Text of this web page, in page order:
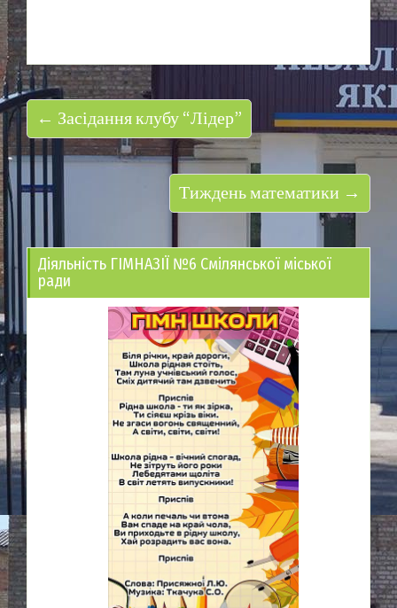
← Засідання клубу “Лідер”
Тиждень математики →
Діяльність ГІМНАЗІЇ №6 Смілянської міської
ради